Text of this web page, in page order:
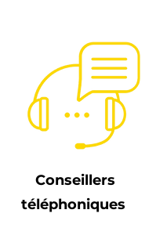
Conseillers
téléphoniques